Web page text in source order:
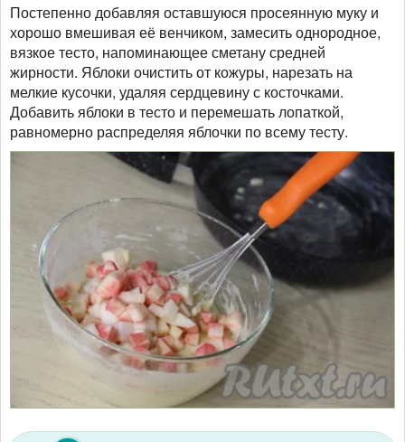
Постепенно добавляя оставшуюся просеянную муку и
хорошо вмешивая её венчиком, замесить однородное,
вязкое тесто, напоминающее сметану средней
жирности. Яблоки очистить от кожуры, нарезать на
мелкие кусочки, удаляя сердцевину с косточками.
Добавить яблоки в тесто и перемешать лопаткой,
равномерно распределяя яблочки по всему тесту.